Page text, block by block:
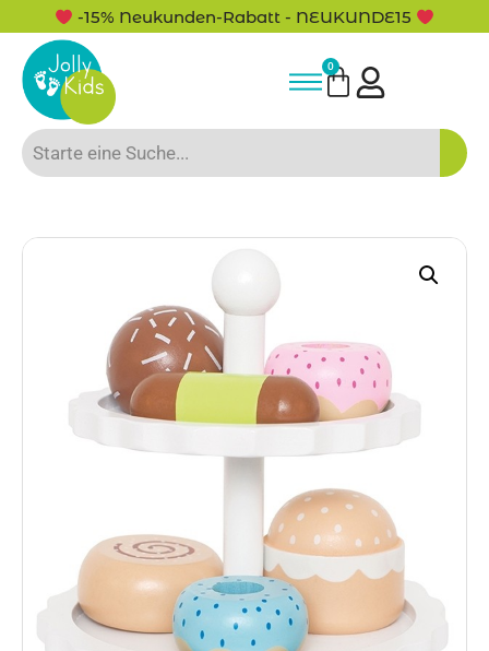
-15% Neukunden-Rabatt - NEUKUNDE15
0